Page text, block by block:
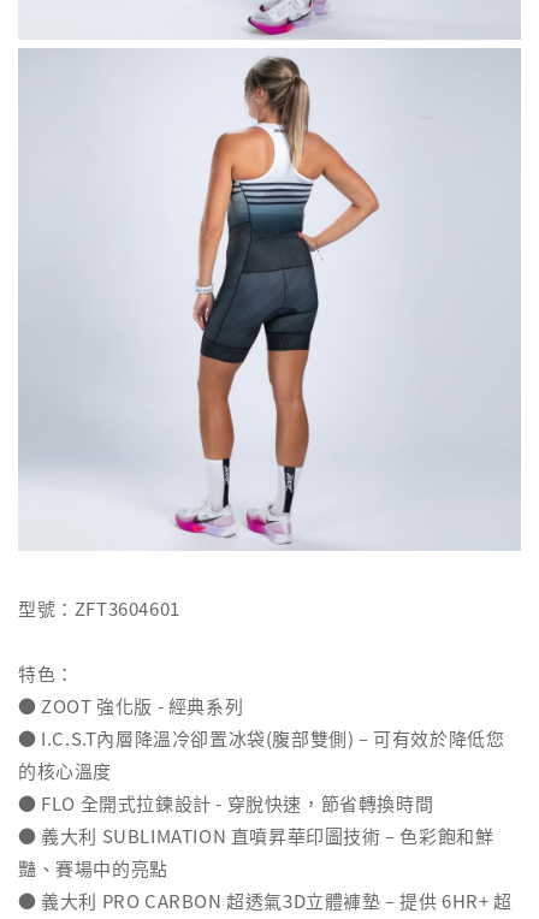
型號：ZFT3604601
特色：
● ZOOT 強化版 - 經典系列
● I.C.S.T內層降溫冷卻置冰袋(腹部雙側) – 可有效於降低您
的核心溫度
● FLO 全開式拉鍊設計 - 穿脫快速，節省轉換時間
● 義大利 SUBLIMATION 直噴昇華印圖技術 – 色彩飽和鮮
豔、賽場中的亮點
● 義大利 PRO CARBON 超透氣3D立體褲墊 – 提供 6HR+ 超